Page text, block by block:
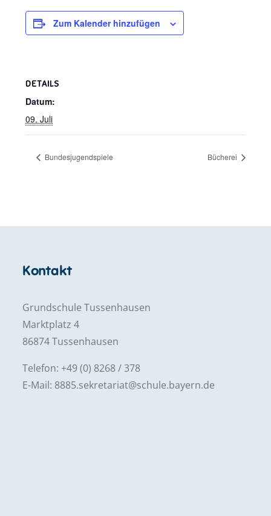
Zum Kalender hinzufügen
DETAILS
Datum:
09. Juli
Bundesjugendspiele Bücherei
Kontakt
Grundschule Tussenhausen
Marktplatz 4
86874 Tussenhausen
Telefon: +49 (0) 8268 / 378
E-Mail: 8885.sekretariat@schule.bayern.de